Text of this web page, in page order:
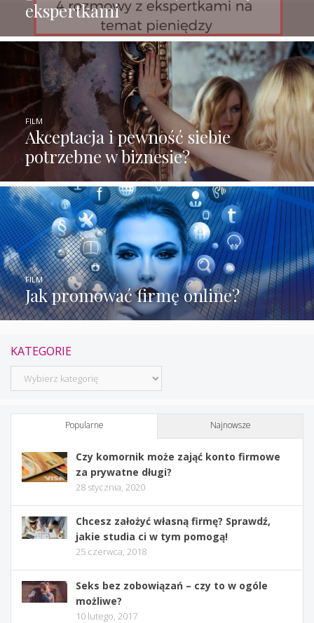
ekspertkami
Akceptacja i pewność siebie
potrzebne w biznesie?
FILM
Jak promować firmę online?
FILM
KATEGORIE
Kategorie
Popularne Najnowsze
Czy komornik może zająć konto firmowe
za prywatne długi?
28 stycznia, 2020
Chcesz założyć własną firmę? Sprawdź,
jakie studia ci w tym pomogą!
25 czerwca, 2018
Seks bez zobowiązań – czy to w ogóle
możliwe?
10 lutego, 2017